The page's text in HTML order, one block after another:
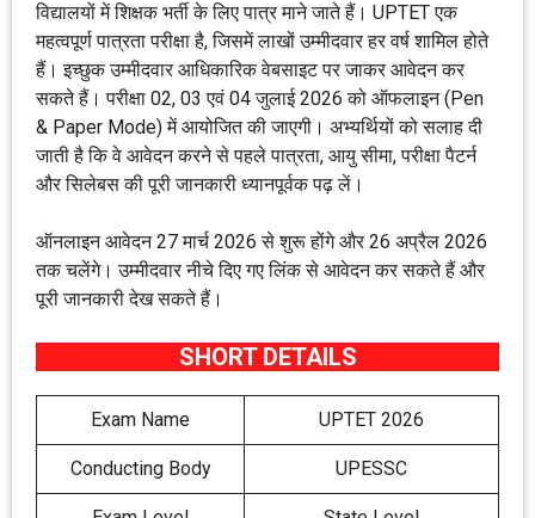
विद्यालयों में शिक्षक भर्ती के लिए पात्र माने जाते हैं। UPTET एक
महत्वपूर्ण पात्रता परीक्षा है, जिसमें लाखों उम्मीदवार हर वर्ष शामिल होते
हैं। इच्छुक उम्मीदवार आधिकारिक वेबसाइट पर जाकर आवेदन कर
सकते हैं। परीक्षा 02, 03 एवं 04 जुलाई 2026 को ऑफलाइन (Pen
& Paper Mode) में आयोजित की जाएगी। अभ्यर्थियों को सलाह दी
जाती है कि वे आवेदन करने से पहले पात्रता, आयु सीमा, परीक्षा पैटर्न
और सिलेबस की पूरी जानकारी ध्यानपूर्वक पढ़ लें।
ऑनलाइन आवेदन 27 मार्च 2026 से शुरू होंगे और 26 अप्रैल 2026
तक चलेंगे। उम्मीदवार नीचे दिए गए लिंक से आवेदन कर सकते हैं और
पूरी जानकारी देख सकते हैं।
SHORT DETAILS
Exam Name UPTET 2026
Conducting Body UPESSC